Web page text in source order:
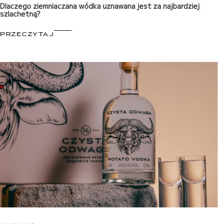
Dlaczego ziemniaczana wódka uznawana jest za najbardziej
szlachetną?
PRZECZYTAJ